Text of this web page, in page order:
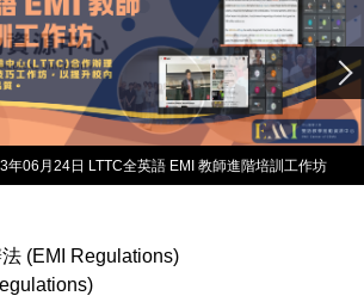
年06月24日 LTTC全英語 EMI 教師進階培訓工作坊
(EMI Regulations)